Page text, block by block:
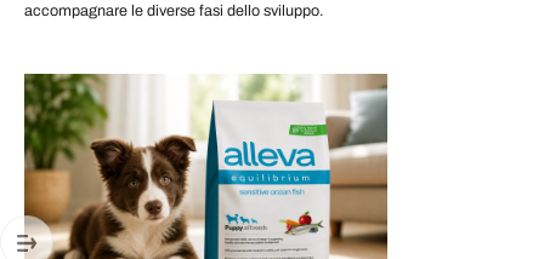
accompagnare le diverse fasi dello sviluppo.